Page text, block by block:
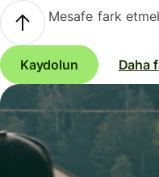
Mesafe fark
Kaydolun Daha